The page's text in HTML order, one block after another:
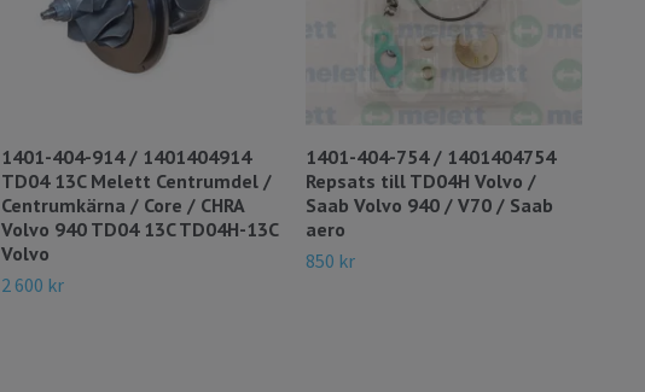
1401-404-914 / 1401404914
TD04 13C Melett Centrumdel /
Centrumkärna / Core / CHRA
Volvo 940 TD04 13C TD04H-13C
Volvo
2 600 kr
1401-404-754 / 1401404754
Repsats till TD04H Volvo /
Saab Volvo 940 / V70 / Saab
aero
850 kr